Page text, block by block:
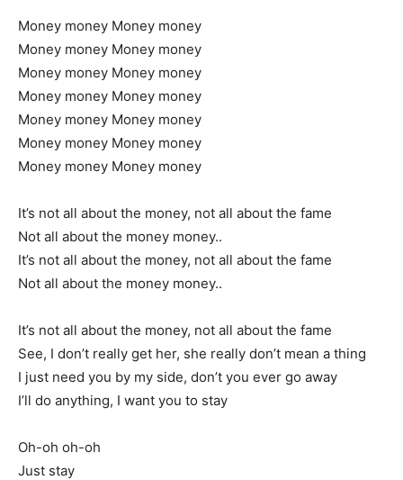
Money money Money money
Money money Money money
Money money Money money
Money money Money money
Money money Money money
Money money Money money
Money money Money money
It’s not all about the money, not all about the fame
Not all about the money money..
It’s not all about the money, not all about the fame
Not all about the money money..
It’s not all about the money, not all about the fame
See, I don’t really get her, she really don’t mean a thing
I just need you by my side, don’t you ever go away
I’ll do anything, I want you to stay
Oh-oh oh-oh
Just stay